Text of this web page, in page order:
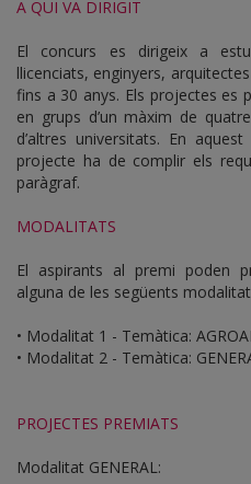
A QUI VA DIRIGIT
El concurs es dirigeix a
llicenciats, enginyers,
fins a 30 anys. Els projectes es
en grups d’un màxim de
d’altres universitats. En
projecte ha de complir els
paràgraf.
MODALITATS
El aspirants al premi poden
alguna de les següents
• Modalitat 1 - Temàtica:
• Modalitat 2 - Temàtica:
PROJECTES PREMIATS
Modalitat GENERAL: